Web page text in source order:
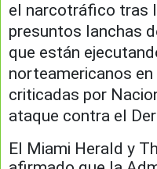
el narcotráfico tras
presuntos lanchas
que están
norteamericanos en
criticadas por
ataque contra el
El Miami Herald y